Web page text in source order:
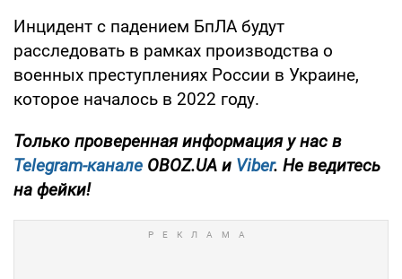
Инцидент с падением БпЛА будут
расследовать в рамках производства о
военных преступлениях России в Украине,
которое началось в 2022 году.
Только проверенная информация у нас в
Telegram-канале OBOZ.UA и Viber. Не ведитесь
на фейки!